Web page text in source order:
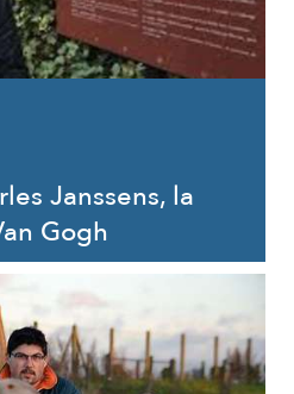
Janssens, la
Gogh